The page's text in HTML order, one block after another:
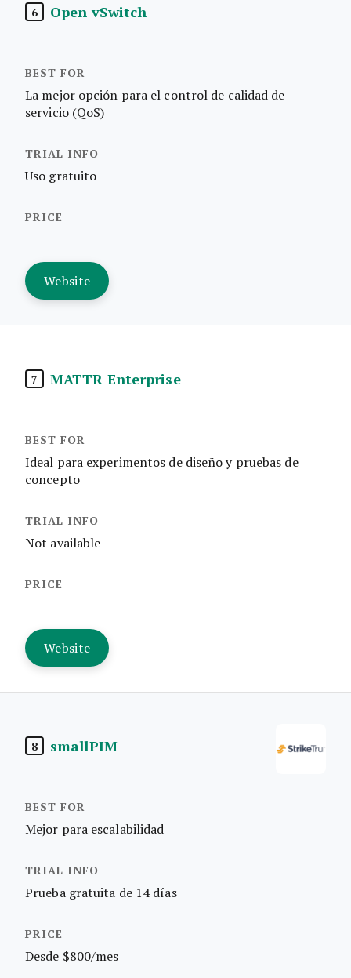
6 Open vSwitch
La mejor opción para el control de calidad de
servicio (QoS)
Uso gratuito
Website
7 MATTR Enterprise
Ideal para experimentos de diseño y pruebas de
concepto
Not available
Website
8 smallPIM
Mejor para escalabilidad
Prueba gratuita de 14 días
Desde $800/mes